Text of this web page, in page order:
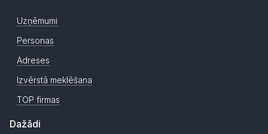
Uzņēmumi
Personas
Adreses
Izvērstā meklēšana
TOP firmas
Dažādi